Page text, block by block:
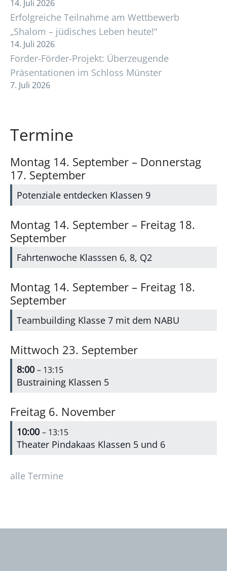
14. Juli 2026
Erfolgreiche Teilnahme am Wettbewerb
„Shalom – jüdisches Leben heute!“
14. Juli 2026
Forder-Förder-Projekt: Überzeugende
Präsentationen im Schloss Münster
7. Juli 2026
Termine
Montag 14. September – Donnerstag
17. September
Potenziale entdecken Klassen 9
Montag 14. September – Freitag 18.
September
Fahrtenwoche Klasssen 6, 8, Q2
Montag 14. September – Freitag 18.
September
Teambuilding Klasse 7 mit dem NABU
Mittwoch 23. September
8:00– 13:15
Bustraining Klassen 5
Freitag 6. November
10:00– 13:15
Theater Pindakaas Klassen 5 und 6
alle Termine